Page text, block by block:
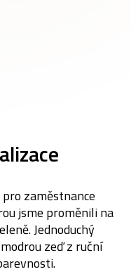
zaměstnance
jsme proměnili na
Jednoduchý
zeď z ruční